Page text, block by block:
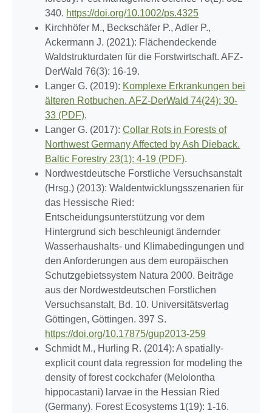
340. https://doi.org/10.1002/ps.4325
Kirchhöfer M., Beckschäfer P., Adler P.,
Ackermann J. (2021): Flächendeckende
Waldstrukturdaten für die Forstwirtschaft. AFZ-
DerWald 76(3): 16-19.
Langer G. (2019): Komplexe Erkrankungen bei
älteren Rotbuchen. AFZ-DerWald 74(24): 30-
33 (PDF).
Langer G. (2017):Collar Rots in Forests of
Northwest Germany Affected by Ash Dieback.
Baltic Forestry 23(1): 4-19 (PDF).
Nordwestdeutsche Forstliche Versuchsanstalt
(Hrsg.) (2013): Waldentwicklungsszenarien für
das Hessische Ried:
Entscheidungsunterstützung vor dem
Hintergrund sich beschleunigt ändernder
Wasserhaushalts- und Klimabedingungen und
den Anforderungen aus dem europäischen
Schutzgebietssystem Natura 2000. Beiträge
aus der Nordwestdeutschen Forstlichen
Versuchsanstalt, Bd. 10. Universitätsverlag
Göttingen, Göttingen. 397 S.
https://doi.org/10.17875/gup2013-259
Schmidt M., Hurling R. (2014): A spatially-
explicit count data regression for modeling the
density of forest cockchafer (Melolontha
hippocastani) larvae in the Hessian Ried
(Germany). Forest Ecosystems 1(19): 1-16.